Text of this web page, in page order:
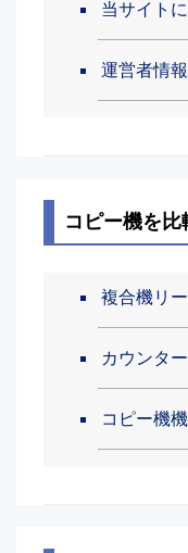
当サイト
運営者情報
コピー機を
複合機リ
カウンタ
コピー機